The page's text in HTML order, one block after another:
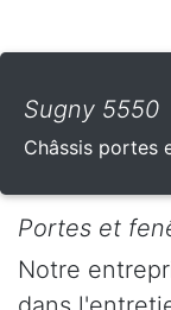
Sugny 5550
Châssis portes
Portes et
Notre